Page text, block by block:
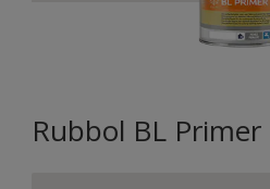
Rubbol BL Primer